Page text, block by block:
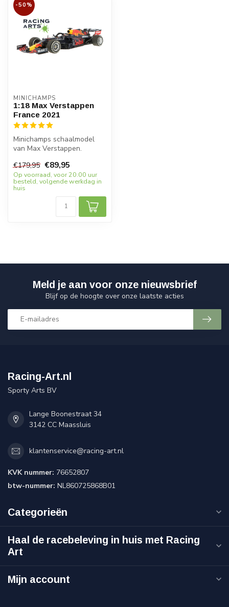
-50%
MINICHAMPS
1:18 Max Verstappen
France 2021
Minichamps schaalmodel
van Max Verstappen.
Bull Honda R...
€179,95 €89,95
Op voorraad, voor 20:00 uur
besteld, volgende werkdag in
huis
Meld je aan voor onze nieuwsbrief
Blijf op de hoogte over onze laatste acties
Racing-Art.nl
Sporty Arts BV
Lange Boonestraat 34
3142 CC Maassluis
klantenservice@racing-art.nl
KVK nummer: 76652807
btw-nummer: NL860725868B01
Categorieën
Haal de racebeleving in huis met Racing
Art
Mijn account